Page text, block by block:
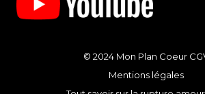
© 2024 Mon Plan Coeur
Mentions légales